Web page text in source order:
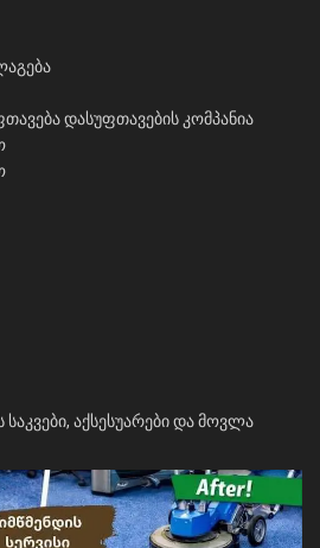
დასუფთავების კომპანია